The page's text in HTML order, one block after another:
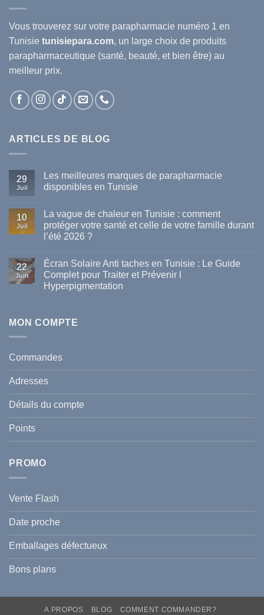
Vous trouverez sur votre parapharmacie numéro 1 en
Tunisie tunisiepara.com, un large choix de produits
parapharmaceutique (santé, beauté, et bien être) au
meilleur prix.
ARTICLES DE BLOG
29
Juil
Les meilleures marques de parapharmacie
disponibles en Tunisie
sur
meilleures
marques
disponibles
en
Tunisie
10
Juil
La vague de chaleur en Tunisie : comment
protéger votre santé et celle de votre famille durant
l’été 2026 ?
sur
La
vague
de
comment
et
celle
de
votre
famille
durant
l’été
2026
?
22
Juin
Écran Solaire Anti taches en Tunisie : Le Guide
Complet pour Traiter et Prévenir l
Hyperpigmentation
Écran
Solaire
Tunisie
Guide
Traiter
Prévenir
MON COMPTE
Commandes
Adresses
Détails du compte
Points
PROMO
Vente Flash
Date proche
Emballages défectueux
Bons plans
A PROPOS BLOG
COMMENT COMMANDER?